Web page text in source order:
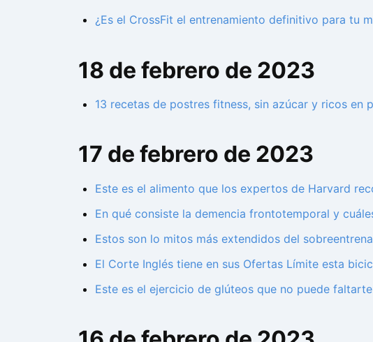
¿Es el CrossFit el entrenamiento definitivo para tu
18 de febrero de 2023
13 recetas de postres fitness, sin azúcar y ricos en
17 de febrero de 2023
Este es el alimento que los expertos de Harvard
En qué consiste la demencia frontotemporal y
Estos son lo mitos más extendidos del
El Corte Inglés tiene en sus Ofertas Límite esta
Este es el ejercicio de glúteos que no puede